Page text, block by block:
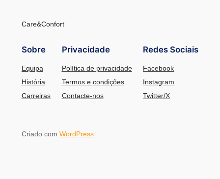
Care&Confort
Sobre
Equipa
História
Carreiras
Privacidade
Política de privacidade
Termos e condições
Contacte-nos
Redes Sociais
Facebook
Instagram
Twitter/X
Criado com WordPress